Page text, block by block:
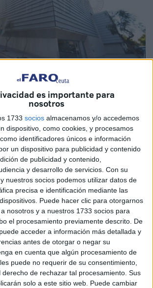
es importante para
nosotros
1733 socios almacenamos y/o accedemos
dispositivo, como cookies, y procesamos
identificadores únicos e información
un dispositivo para publicidad y contenido
de publicidad y contenido,
y desarrollo de servicios. Con su
nuestros socios podemos utilizar datos de
precisa e identificación mediante las
Puede hacer clic para otorgarnos
nosotros y a nuestros 1733 socios para
el procesamiento previamente descrito. De
acceder a información más detallada y
antes de otorgar o negar su
en cuenta que algún procesamiento de
puede no requerir de su consentimiento,
derecho de rechazar tal procesamiento. Sus
solo a este sitio web. Puede cambiar
del Día de las
24 de octubre, la Casa de la
Pública Adolfo Suárez, que
de Educación, Cultura,
han lanzado la tercera edición del
Joven. Diseña tu marcapáginas'.
que se pretende fomentar la lectura
está dirigido a residentes en Ceuta
entre los 14 y 30 años. Los
podrán presentar sus trabajos, hasta
diseños originales e inéditos, entre el
9, y hasta el jueves 19.